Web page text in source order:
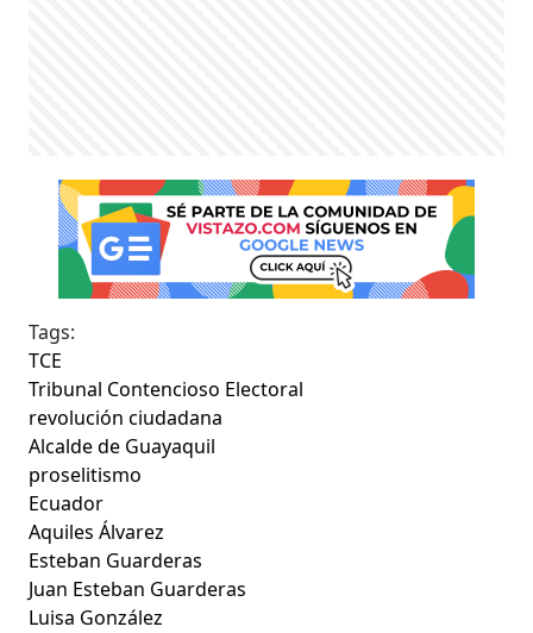
Tags:
TCE
Tribunal Contencioso Electoral
revolución ciudadana
Alcalde de Guayaquil
proselitismo
Ecuador
Aquiles Álvarez
Esteban Guarderas
Juan Esteban Guarderas
Luisa González